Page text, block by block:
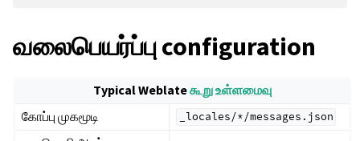
வலைபெயர்ப்பு configuration
Typical Weblateகூறு உள்ளமைவு
கோப்பு முகமூடி
_locales/*/messages.json